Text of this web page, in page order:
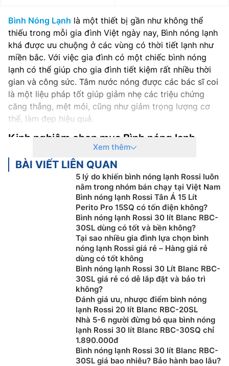
Bình Nóng Lạnh là một thiết bị gần như không thể
thiếu trong mỗi gia đình Việt ngày nay, Bình nóng lạnh
khá được ưu chuộng ở các vùng có thời tiết lạnh như
miền bắc. Với việc gia đình có một chiếc bình nóng
lạnh có thể giúp cho gia đình tiết kiệm rất nhiều thời
gian và công sức. Tắm nước nóng được các bác sĩ coi
là một liệu pháp tốt giúp giảm nhẹ các triệu chứng
căng thẳng, mệt mỏi, cũng như giảm trọng lượng cơ
thể, làm đẹp hiệu quả.
Kinh nghiệm chọn mua Bình nóng lạnh
Ai cũng biết Bình Nóng Lạnh Rossi từ 15 - 19 lít
trong những thiết bị thiết yếu trong các gia đình.
Nhưng, để chọn được một chiếc Bình nóng lạnh thoả
mãn mọi tiêu chí như có chất chất lượng cao, phù hợp
với nhu cầu sử dụng cũng như phải tiết kiệm điện năng
thì không phải là điều dễ dàng. Dưới đây là một số gợi
mua Bình Nóng Lạnhcho gia đình.
Chọn Bình Nóng Lạnh theo loại máy
Hiện nay trên thị trường, Bìnhnóng lạnhcó 3 loại máy
cơ bản, nó được phân loại theo tính năng làm lạnh,
bao gồm: làm nóng trực tiếp, làm nóng gián tiếp, và
làm nóng bằng năng lượng mặt trời.
Máy nước nóng trực tiếp:Bình nóng lạnh loại này
làm nóng nhanh, kích thước nhỏ gọn, lắp đặt dễ
dàng, phù hợp cho những nơi có nguồn điện mạnh
Xem thêm
BÀI VIẾT LIÊN QUAN
5 lý do khiến bình nóng lạnh Rossi luôn
nằm trong nhóm bán chạy tại Việt Nam
Bình nóng lạnh Rossi Tân Á 15 Lít
Perito Pro 15SQ có tốn điện không?
Bình nóng lạnh Rossi 30 lít Blanc RBC-
30SL dùng có tốt và bền không?
Tại sao nhiều gia đình lựa chọn bình
nóng lạnh Rossi giá rẻ – Hàng giá rẻ
dùng có tốt không
Bình nóng lạnh Rossi 30 Lít Blanc RBC-
30SL giá rẻ có dễ lắp đặt và bảo trì
không?
Đánh giá ưu, nhược điểm bình nóng
lạnh Rossi 20 lít Blanc RBC-20SL
Nhà 5-6 người đừng bỏ qua bình nóng
lạnh Rossi 30 lít Blanc RBC-30SQ chỉ
1.890.000đ
Bình nóng lạnh Rossi 30 lít Blanc RBC-
30SL giá bao nhiêu? Bảo hành bao lâu?